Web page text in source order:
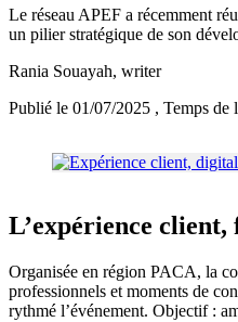
Le réseau APEF a récemment
un pilier stratégique de son
Rania Souayah, writer
Publié le 01/07/2025 , Temps de
L’expérience
Organisée en région PACA, la
professionnels et moments de
rythmé l’événement. Objectif :